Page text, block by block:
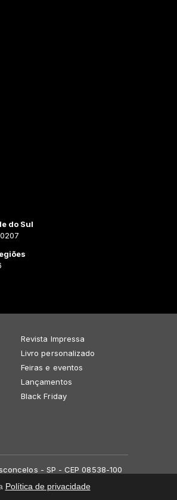
do Sul
Revista Impressa
Livro personalizado
Feiras e eventos
Lançamentos
Black Friday
- SP - CEP 08538-100
Política de privacidade